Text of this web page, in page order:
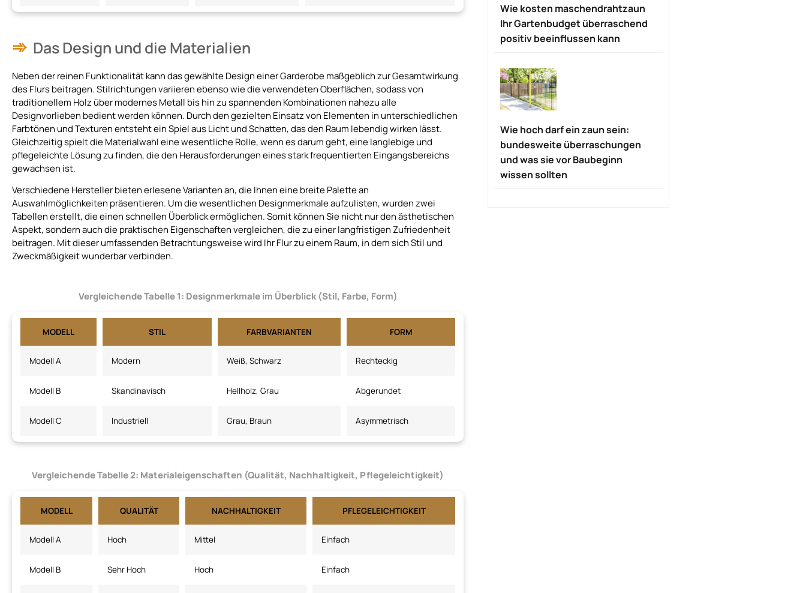
Das Design und die Materialien
Neben der reinen Funktionalität kann das gewählte Design einer Garderobe maßgeblich zur Gesamtwirkung
des Flurs beitragen. Stilrichtungen variieren ebenso wie die verwendeten Oberflächen, sodass von
traditionellem Holz über modernes Metall bis hin zu spannenden Kombinationen nahezu alle
Designvorlieben bedient werden können. Durch den gezielten Einsatz von Elementen in unterschiedlichen
Farbtönen und Texturen entsteht ein Spiel aus Licht und Schatten, das den Raum lebendig wirken lässt.
Gleichzeitig spielt die Materialwahl eine wesentliche Rolle, wenn es darum geht, eine langlebige und
pflegeleichte Lösung zu finden, die den Herausforderungen eines stark frequentierten Eingangsbereichs
gewachsen ist.
Verschiedene Hersteller bieten erlesene Varianten an, die Ihnen eine breite Palette an
Auswahlmöglichkeiten präsentieren. Um die wesentlichen Designmerkmale aufzulisten, wurden zwei
Tabellen erstellt, die einen schnellen Überblick ermöglichen. Somit können Sie nicht nur den ästhetischen
Aspekt, sondern auch die praktischen Eigenschaften vergleichen, die zu einer langfristigen Zufriedenheit
beitragen. Mit dieser umfassenden Betrachtungsweise wird Ihr Flur zu einem Raum, in dem sich Stil und
Zweckmäßigkeit wunderbar verbinden.
Vergleichende Tabelle 1: Designmerkmale im Überblick (Stil, Farbe, Form)
MODELL STIL FARBVARIANTEN FORM
Modell A Modern Weiß, Schwarz Rechteckig
Modell B Skandinavisch Hellholz, Grau Abgerundet
Modell C Industriell Grau, Braun Asymmetrisch
Vergleichende Tabelle 2: Materialeigenschaften (Qualität, Nachhaltigkeit, Pflegeleichtigkeit)
MODELL QUALITÄT NACHHALTIGKEIT PFLEGELEICHTIGKEIT
Modell A Hoch Mittel Einfach
Modell B Sehr Hoch Hoch Einfach
Wie kosten maschendrahtzaun
Ihr Gartenbudget überraschend
positiv beeinflussen kann
Wie hoch darf ein zaun sein:
bundesweite überraschungen
und was sie vor Baubeginn
wissen sollten